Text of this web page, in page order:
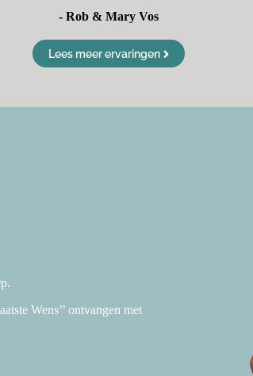
- Rob & Mary Vos
Lees meer ervaringen
Wens’’ ontvangen met